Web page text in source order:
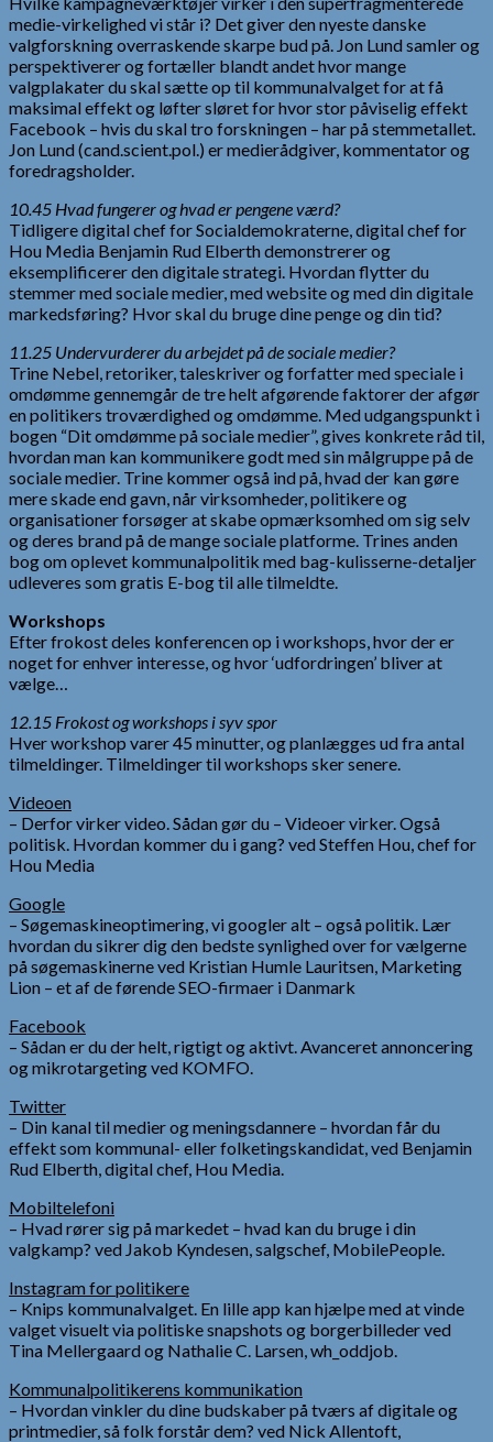
medie-virkelighed vi står i? Det giver den nyeste danske
valgforskning overraskende skarpe bud på. Jon Lund samler og
perspektiverer og fortæller blandt andet hvor mange
valgplakater du skal sætte op til kommunalvalget for at få
maksimal effekt og løfter sløret for hvor stor påviselig effekt
Facebook – hvis du skal tro forskningen – har på stemmetallet.
Jon Lund (cand.scient.pol.) er medierådgiver, kommentator og
foredragsholder.
10.45 Hvad fungerer og hvad er pengene værd?
Tidligere digital chef for Socialdemokraterne, digital chef for
Hou Media Benjamin Rud Elberth demonstrerer og
eksemplificerer den digitale strategi. Hvordan flytter du
stemmer med sociale medier, med website og med din digitale
markedsføring? Hvor skal du bruge dine penge og din tid?
11.25 Undervurderer du arbejdet på de sociale medier?
Trine Nebel, retoriker, taleskriver og forfatter med speciale i
omdømme gennemgår de tre helt afgørende faktorer der afgør
en politikers troværdighed og omdømme. Med udgangspunkt i
bogen “Dit omdømme på sociale medier”, gives konkrete råd til,
hvordan man kan kommunikere godt med sin målgruppe på de
sociale medier. Trine kommer også ind på, hvad der kan gøre
mere skade end gavn, når virksomheder, politikere og
organisationer forsøger at skabe opmærksomhed om sig selv
og deres brand på de mange sociale platforme. Trines anden
bog om oplevet kommunalpolitik med bag-kulisserne-detaljer
udleveres som gratis E-bog til alle tilmeldte.
Workshops
Efter frokost deles konferencen op i workshops, hvor der er
noget for enhver interesse, og hvor ‘udfordringen’ bliver at
vælge…
12.15 Frokost og workshops i syv spor
Hver workshop varer 45 minutter, og planlægges ud fra antal
tilmeldinger. Tilmeldinger til workshops sker senere.
Videoen
– Derfor virker video. Sådan gør du – Videoer virker. Også
politisk. Hvordan kommer du i gang? ved Steffen Hou, chef for
Hou Media
Google
– Søgemaskineoptimering, vi googler alt – også politik. Lær
hvordan du sikrer dig den bedste synlighed over for vælgerne
på søgemaskinerne ved Kristian Humle Lauritsen, Marketing
Lion – et af de førende SEO-firmaer i Danmark
Facebook
– Sådan er du der helt, rigtigt og aktivt. Avanceret annoncering
og mikrotargeting ved KOMFO.
Twitter
– Din kanal til medier og meningsdannere – hvordan får du
effekt som kommunal- eller folketingskandidat, ved Benjamin
Rud Elberth, digital chef, Hou Media.
Mobiltelefoni
– Hvad rører sig på markedet – hvad kan du bruge i din
valgkamp? ved Jakob Kyndesen, salgschef, MobilePeople.
Instagram for politikere
– Knips kommunalvalget. En lille app kan hjælpe med at vinde
valget visuelt via politiske snapshots og borgerbilleder ved
Tina Mellergaard og Nathalie C. Larsen, wh_oddjob.
Kommunalpolitikerens kommunikation
– Hvordan vinkler du dine budskaber på tværs af digitale og
printmedier, så folk forstår dem? ved Nick Allentoft,